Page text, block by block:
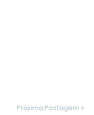
Próxima Postagem